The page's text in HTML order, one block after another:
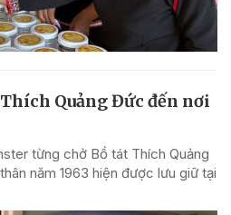
Quảng Đức đến nơi
từng chở Bồ tát Thích Quảng
năm 1963 hiện được lưu giữ tại